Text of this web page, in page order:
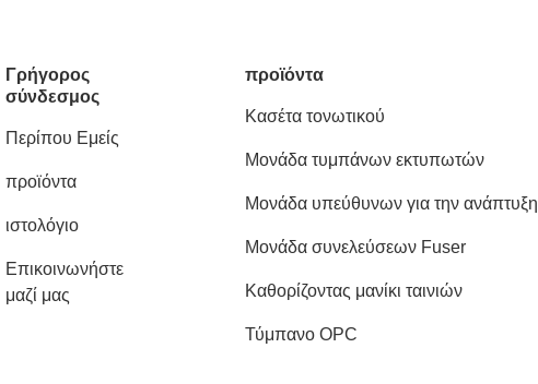
Γρήγορος
σύνδεσμος
Περίπου Εμείς
προϊόντα
ιστολόγιο
Επικοινωνήστε
μαζί μας
προϊόντα
Κασέτα τονωτικού
Μονάδα τυμπάνων εκτυπωτών
Μονάδα υπεύθυνων για την ανάπτυξη
Μονάδα συνελεύσεων Fuser
Καθορίζοντας μανίκι ταινιών
Τύμπανο OPC